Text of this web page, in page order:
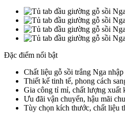
Đặc điểm nổi bật
Chất liệu gỗ sồi trắng Nga nhập
Thiết kế tinh tế, phong cách
Gia công tỉ mỉ, chất lượng xuất
Ưu đãi vận chuyển, hậu mãi
Tùy chọn kích thước, chất liệu